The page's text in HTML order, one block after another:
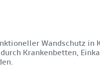
Wandschutz in
Krankenbetten,